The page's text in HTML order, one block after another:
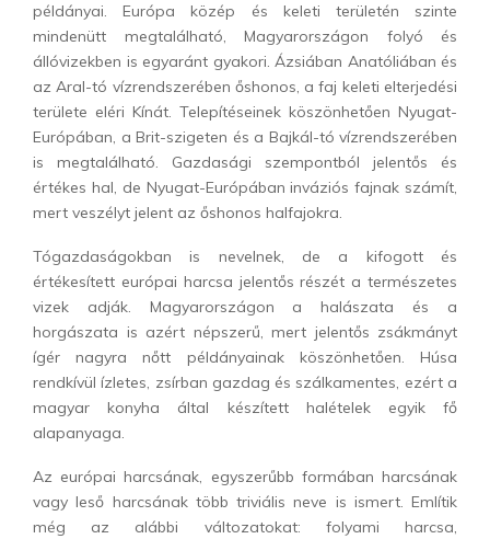
példányai. Európa közép és keleti területén szinte
mindenütt megtalálható, Magyarországon folyó és
állóvizekben is egyaránt gyakori. Ázsiában Anatóliában és
az Aral-tó vízrendszerében őshonos, a faj keleti elterjedési
területe eléri Kínát. Telepítéseinek köszönhetően Nyugat-
Európában, a Brit-szigeten és a Bajkál-tó vízrendszerében
is megtalálható. Gazdasági szempontból jelentős és
értékes hal, de Nyugat-Európában inváziós fajnak számít,
mert veszélyt jelent az őshonos halfajokra.
Tógazdaságokban is nevelnek, de a kifogott és
értékesített európai harcsa jelentős részét a természetes
vizek adják. Magyarországon a halászata és a
horgászata is azért népszerű, mert jelentős zsákmányt
ígér nagyra nőtt példányainak köszönhetően. Húsa
rendkívül ízletes, zsírban gazdag és szálkamentes, ezért a
magyar konyha által készített halételek egyik fő
alapanyaga.
Az európai harcsának, egyszerűbb formában harcsának
vagy leső harcsának több triviális neve is ismert. Említik
még az alábbi változatokat: folyami harcsa,